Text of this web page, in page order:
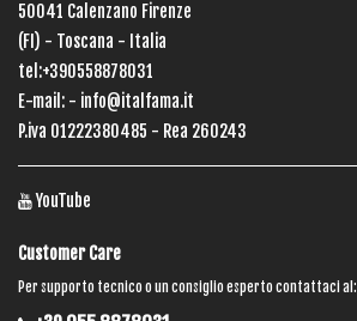
50041 Calenzano Firenze
(FI) - Toscana - Italia
tel:+390558878031
E-mail: - info@italfama.it
P.iva 01222380485 - Rea 260243
YouTube
Customer Care
Per supporto tecnico o un consiglio esperto contattaci al: